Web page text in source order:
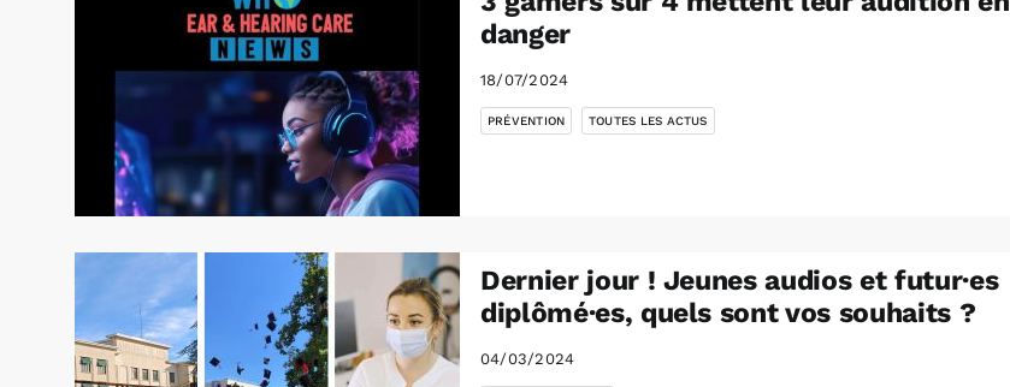
danger
18/07/2024
PRÉVENTION TOUTES LES ACTUS
Dernier jour ! Jeunes audios et futur·es
diplômé·es, quels sont vos souhaits ?
04/03/2024